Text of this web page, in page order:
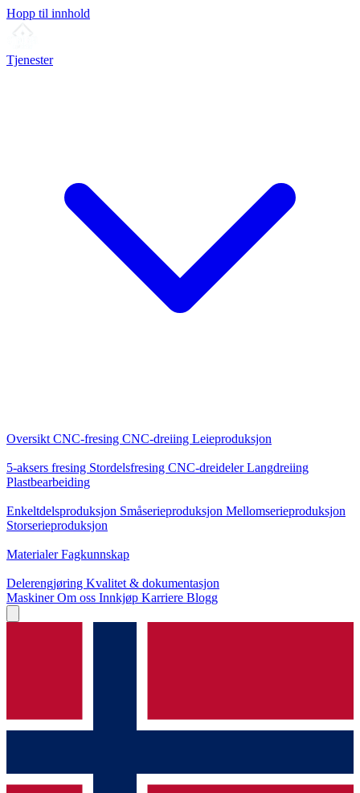
Hopp til innhold
Tjenester
Oversikt CNC-fresing CNC-dreiing Leieproduksjon
5-aksers fresing Stordelsfresing CNC-dreidelerLangdreiing
Plastbearbeiding
Enkeltdelsproduksjon Småserieproduksjon Mellomserieproduksjon
Storserieproduksjon
MaterialerFagkunnskap
Delerengjøring Kvalitet & dokumentasjon
MaskinerOm oss Innkjøp Karriere Blogg